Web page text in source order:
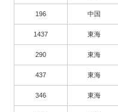
196 中国
1437 東海
290 東海
437 東海
346 東海